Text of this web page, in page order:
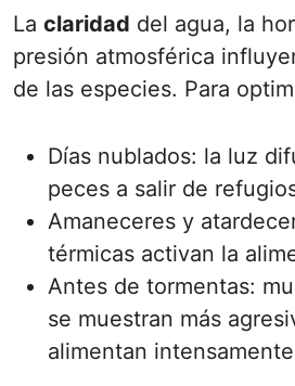
La claridad del agua, la
presión atmosférica
de las especies. Para
Días nublados: la luz
peces a salir de
Amaneceres y
térmicas activan la
Antes de tormentas:
se muestran más
alimentan